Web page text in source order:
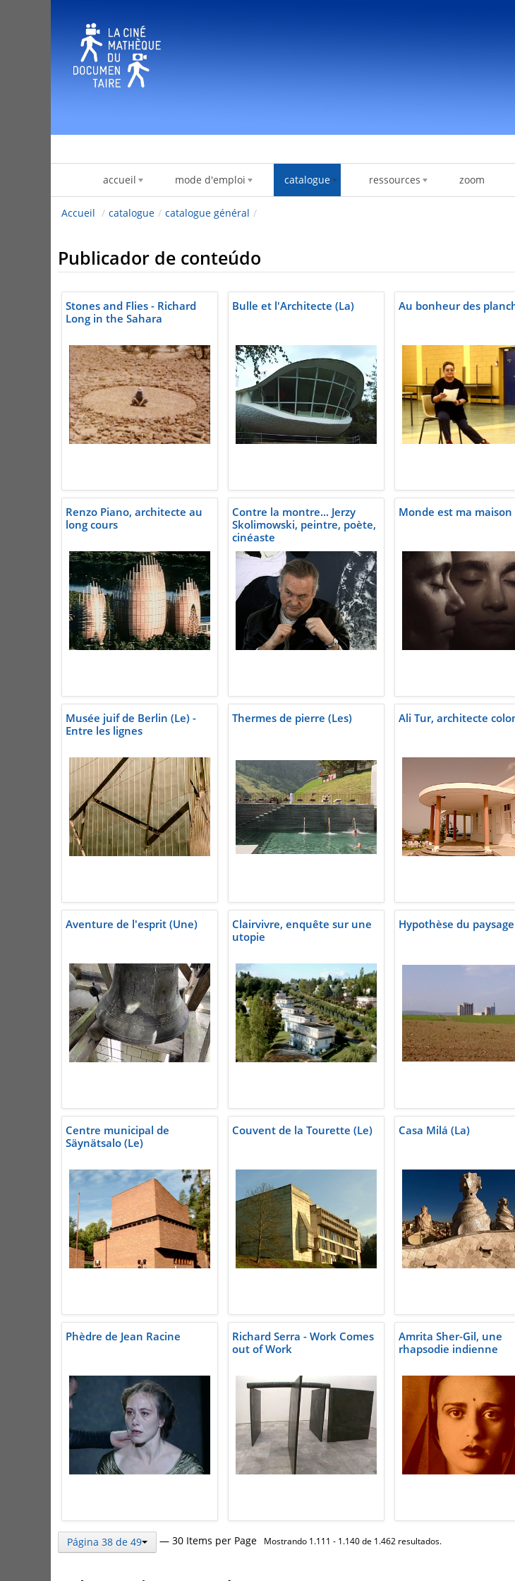
accueil mode d'emploi catalogue ressources zoom
Accueil / catalogue / catalogue général /
Publicador de conteúdo
Stones and Flies - Richard
Long in the Sahara
Bulle et l'Architecte (La) Au bonheur des
Renzo Piano, architecte au
long cours
Contre la montre... Jerzy
Skolimowski, peintre, poète,
cinéaste
Monde est ma maison
Musée juif de Berlin (Le) -
Entre les lignes
Thermes de pierre (Les) Ali Tur, architecte
Aventure de l'esprit (Une)
Clairvivre, enquête sur une
utopie
Hypothèse du
Centre municipal de
Säynätsalo (Le)
Couvent de la Tourette (Le) Casa Milá (La)
Phèdre de Jean Racine
Richard Serra - Work Comes
out of Work
Amrita Sher-Gil, une
rhapsodie indienne
Página 38 de 49 — 30 Items per Page Mostrando 1.111 - 1.140 de 1.462 resultados.